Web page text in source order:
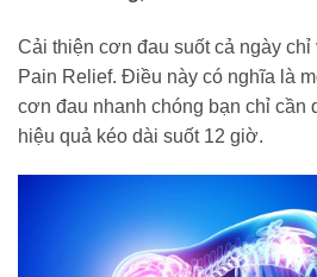
Cải thiện cơn đau suốt cả ngày
Pain Relief. Điều này có nghĩa là
cơn đau nhanh chóng bạn chỉ cần
hiệu quả kéo dài suốt 12 giờ.